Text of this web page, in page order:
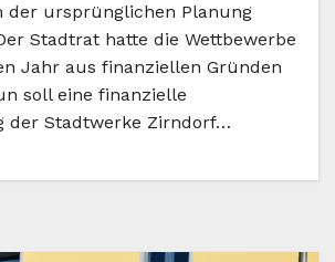
der ursprünglichen Planung
Stadtrat hatte die Wettbewerbe
Jahr aus finanziellen Gründen
soll eine finanzielle
der Stadtwerke Zirndorf…